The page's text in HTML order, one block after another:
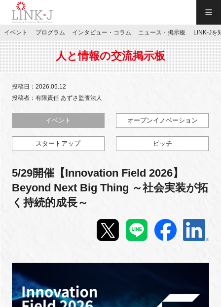
JP／EN
特別会員専用メニュー
施設ご予約
お問い合わせ
マイページ
イベント
プログラム
イベント プログラム インタビュー・コラム ニュース・掲示板 LINK-Jを
人と情報の交流掲示板
投稿日：2026.05.12
投稿者：有限責任 あずさ監査法人
イベント オープンイノベーション
スタートアップ ピッチ
5/29開催【Innovation Field 2026】
Beyond Next Big Thing ～社会実装が拓
く持続的成長～